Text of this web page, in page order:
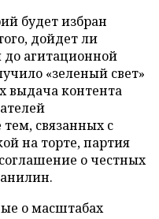
будет избран
дойдет ли
до агитационной
«зеленый свет»
выдача контента
тем, связанных с
на торте, партия
о честных
о масштабах